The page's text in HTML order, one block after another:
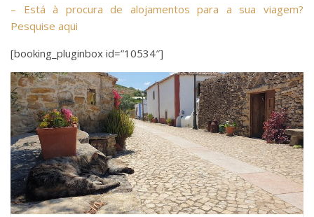
– Está à procura de alojamentos para a sua viagem?
Pesquise aqui
[booking_pluginbox id=”10534″]